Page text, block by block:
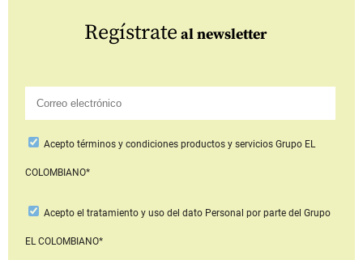
Regístrate al newsletter
Aceptotérminos y condiciones productos y serviciosGrupo EL
COLOMBIANO*
Acepto el tratamiento y uso del dato Personal por parte del Grupo
EL COLOMBIANO*